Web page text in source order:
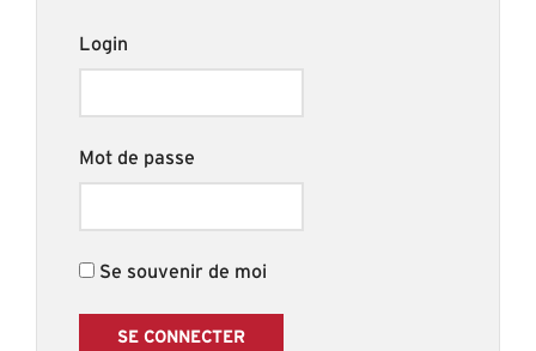
Login
Mot de passe
Se souvenir de moi